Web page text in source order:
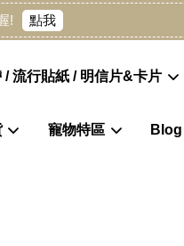
! 點我
/ 流行貼紙 / 明信片&卡片
寵物特區 Blog